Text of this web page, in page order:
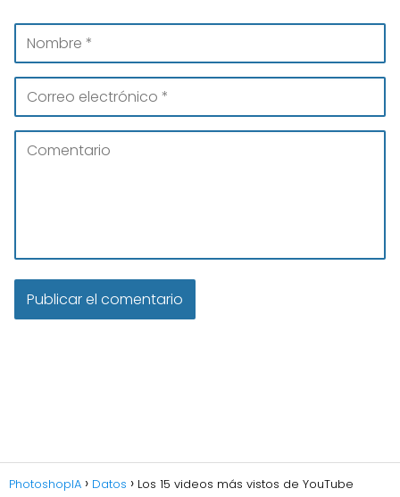
PhotoshopIA Datos Los 15 videos más vistos de YouTube